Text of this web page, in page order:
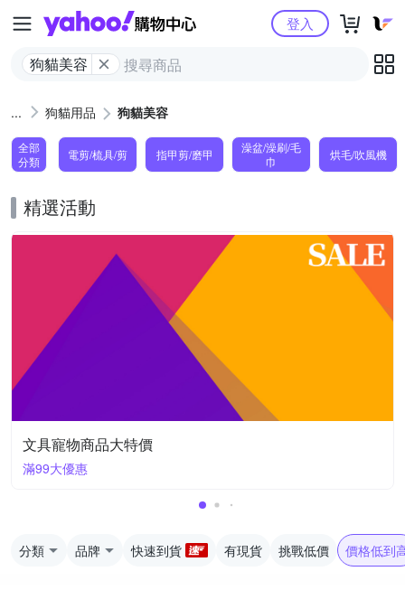
Yahoo購物中心
狗貓美容
登入
狗貓用品 狗貓美容
全部
分類
電剪/梳具/剪 指甲剪/磨甲
澡盆/澡刷/毛
巾
烘毛/吹風機
精選活動
文具寵物商品大特價
滿99大優惠
分類 品牌 快速到貨 有現貨 挑戰低價 價格低到